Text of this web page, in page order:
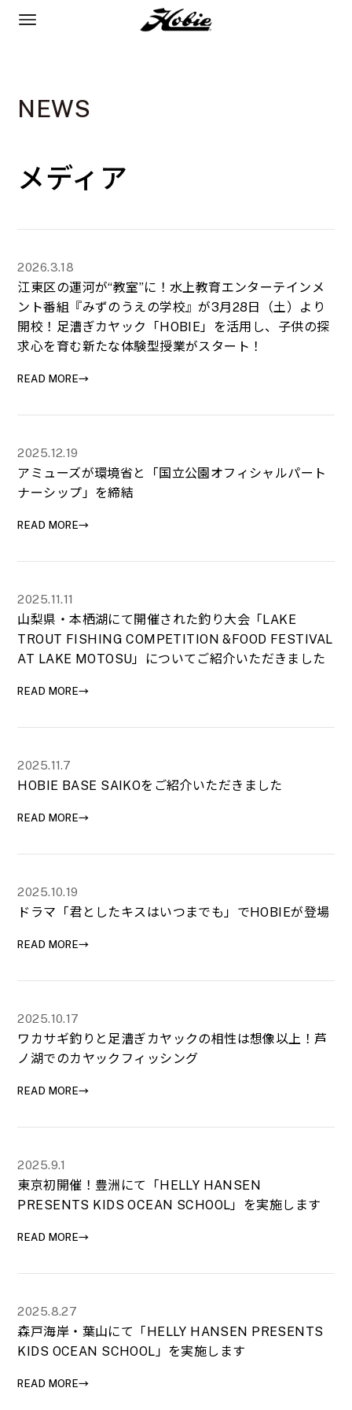
NEWS
メディア
2026.3.18
江東区の運河が“教室”に！水上教育エンターテインメ
ント番組『みずのうえの学校』が3月28日（土）より
開校！足漕ぎカヤック「HOBIE」を活用し、子供の探
求心を育む新たな体験型授業がスタート！
READ MORE→
2025.12.19
アミューズが環境省と「国立公園オフィシャルパート
ナーシップ」を締結
READ MORE→
2025.11.11
山梨県・本栖湖にて開催された釣り大会「LAKE
TROUT FISHING COMPETITION &FOOD FESTIVAL
AT LAKE MOTOSU」についてご紹介いただきました
READ MORE→
2025.11.7
HOBIE BASE SAIKOをご紹介いただきました
READ MORE→
2025.10.19
ドラマ「君としたキスはいつまでも」でHOBIEが登場
READ MORE→
2025.10.17
ワカサギ釣りと足漕ぎカヤックの相性は想像以上！芦
ノ湖でのカヤックフィッシング
READ MORE→
2025.9.1
東京初開催！豊洲にて「HELLY HANSEN
PRESENTS KIDS OCEAN SCHOOL」を実施します
READ MORE→
2025.8.27
森戸海岸・葉山にて「HELLY HANSEN PRESENTS
KIDS OCEAN SCHOOL」を実施します
READ MORE→